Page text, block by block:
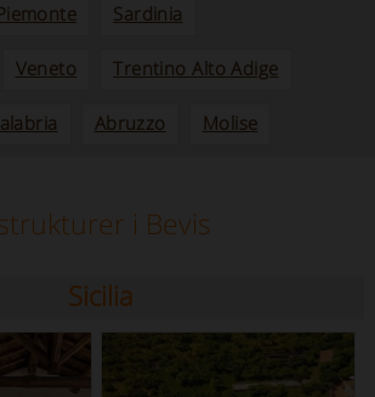
Sardinia
Veneto Trentino Alto Adige
Abruzzo Molise
i Bevis
Sicilia